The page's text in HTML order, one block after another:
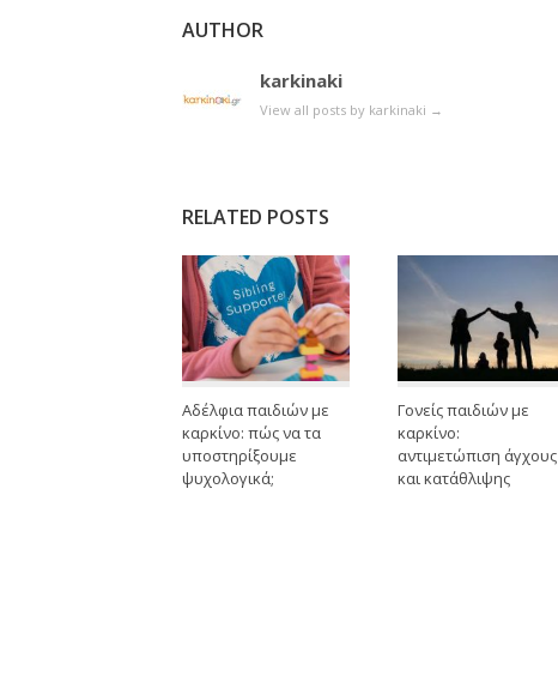
AUTHOR
karkinaki
View all posts by karkinaki →
RELATED POSTS
Αδέλφια παιδιών με
καρκίνο: πώς να τα
υποστηρίξουμε
ψυχολογικά;
Γονείς παιδιών με
καρκίνο:
αντιμετώπιση άγχους
και κατάθλιψης